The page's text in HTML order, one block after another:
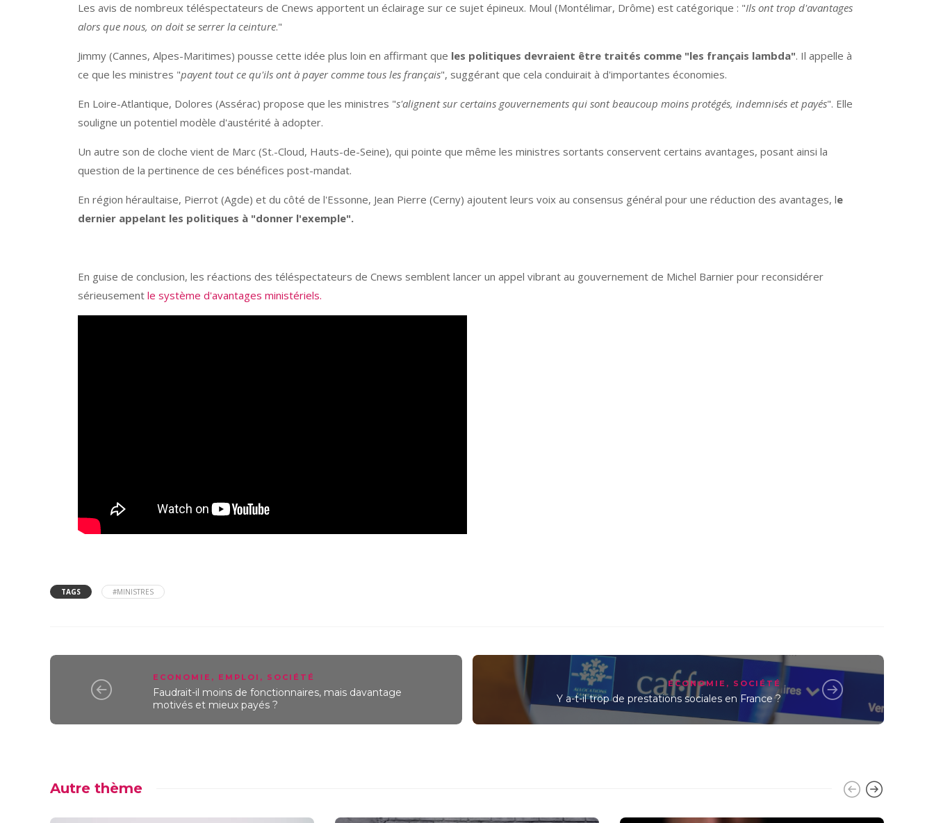
Les avis de nombreux téléspectateurs de Cnews apportent un éclairage sur ce sujet épineux. Moul (Montélimar, Drôme) est catégorique : "Ils ont trop d'avantages
alors que nous, on doit se serrer la ceinture."
Jimmy (Cannes, Alpes-Maritimes) pousse cette idée plus loin en affirmant que les politiques devraient être traités comme "les français lambda". Il appelle à
ce que les ministres "payent tout ce qu'ils ont à payer comme tous les français", suggérant que cela conduirait à d'importantes économies.
En Loire-Atlantique, Dolores (Assérac) propose que les ministres "s'alignent sur certains gouvernements qui sont beaucoup moins protégés, indemnisés et payés". Elle
souligne un potentiel modèle d'austérité à adopter.
Un autre son de cloche vient de Marc (St.-Cloud, Hauts-de-Seine), qui pointe que même les ministres sortants conservent certains avantages, posant ainsi la
question de la pertinence de ces bénéfices post-mandat.
En région héraultaise, Pierrot (Agde) et du côté de l'Essonne, Jean Pierre (Cerny) ajoutent leurs voix au consensus général pour une réduction des avantages, le
dernier appelant les politiques à "donner l'exemple".
En guise de conclusion, les réactions des téléspectateurs de Cnews semblent lancer un appel vibrant au gouvernement de Michel Barnier pour reconsidérer
sérieusement le système d'avantages ministériels.
TAGS #MINISTRES
ECONOMIE , EMPLOI , SOCIÉTÉ
Faudrait-il moins de fonctionnaires, mais davantage
motivés et mieux payés ?
ECONOMIE , SOCIÉTÉ
Y a-t-il trop de prestations sociales en France ?
Autre thème